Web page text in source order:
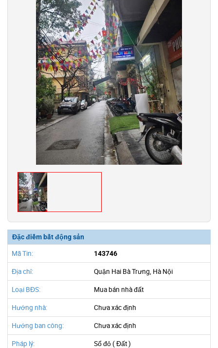
Đặc điểm bất động sản
Mã Tin: 143746
Địa chỉ: Quận Hai Bà Trưng, Hà Nội
Loại BĐS: Mua bán nhà đất
Hướng nhà: Chưa xác định
Hướng ban công: Chưa xác định
Pháp lý: Sổ đỏ ( Đất )